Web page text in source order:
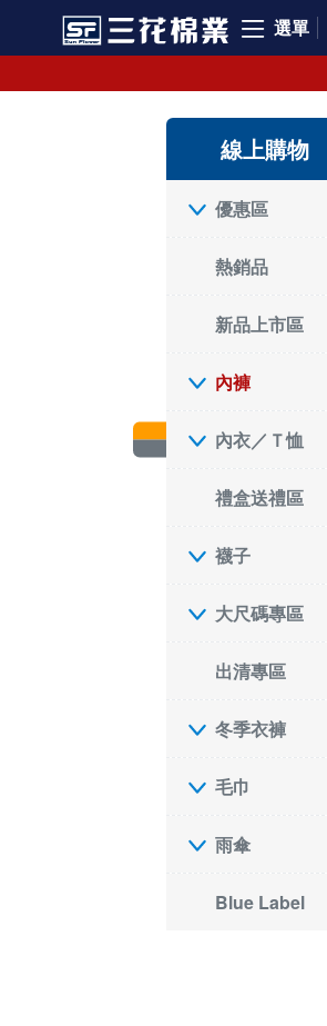
選單
線上購物
優惠區
熱銷品
新品上市區
內褲
內衣／Ｔ恤
禮盒送禮區
襪子
大尺碼專區
出清專區
冬季衣褲
毛巾
雨傘
Blue Label